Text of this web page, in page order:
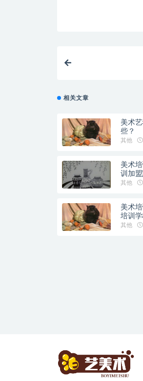
相关文章
美术
些？
其他
美术
训加盟
其他
美术
培训
其他